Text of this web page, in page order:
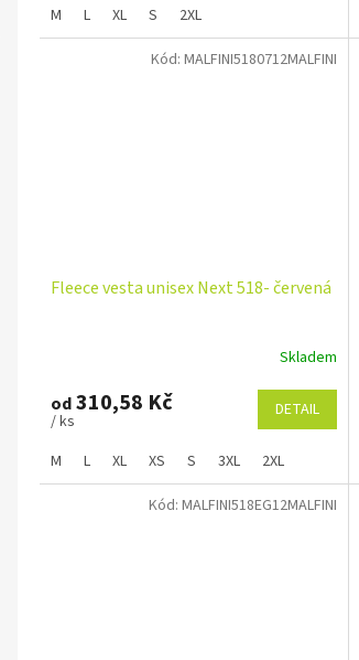
M L XL S 2XL
Fleece vesta unisex Next 518- červená
Skladem
od310,58 Kč
/ ks
DETAIL
M L XL XS S 3XL 2XL
Kód: MALFINI5180712MALFINI
Kód: MALFINI518EG12MALFINI